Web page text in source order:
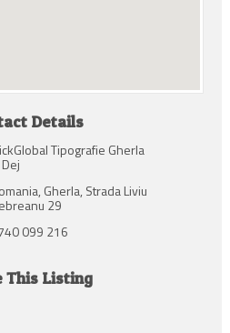
Details
Tipografie Gherla
Gherla, Strada Liviu
29
099 216
This Listing